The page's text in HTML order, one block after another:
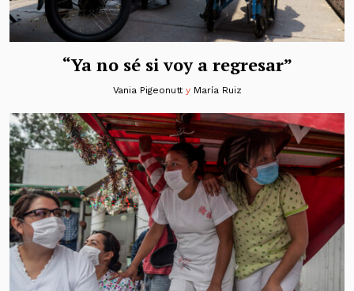
“Ya no sé si voy a regresar”
Vania Pigeonutty María Ruiz